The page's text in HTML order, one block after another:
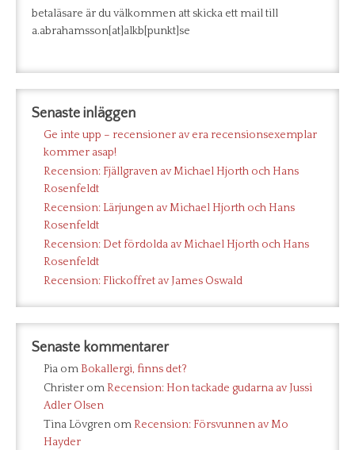
betaläsare är du välkommen att skicka ett mail till
a.abrahamsson[at]alkb[punkt]se
Senaste inläggen
Ge inte upp – recensioner av era recensionsexemplar
kommer asap!
Recension: Fjällgraven av Michael Hjorth och Hans
Rosenfeldt
Recension: Lärjungen av Michael Hjorth och Hans
Rosenfeldt
Recension: Det fördolda av Michael Hjorth och Hans
Rosenfeldt
Recension: Flickoffret av James Oswald
Senaste kommentarer
Pia om Bokallergi, finns det?
Christer om Recension: Hon tackade gudarna av Jussi
Adler Olsen
Tina Lövgren om Recension: Försvunnen av Mo
Hayder